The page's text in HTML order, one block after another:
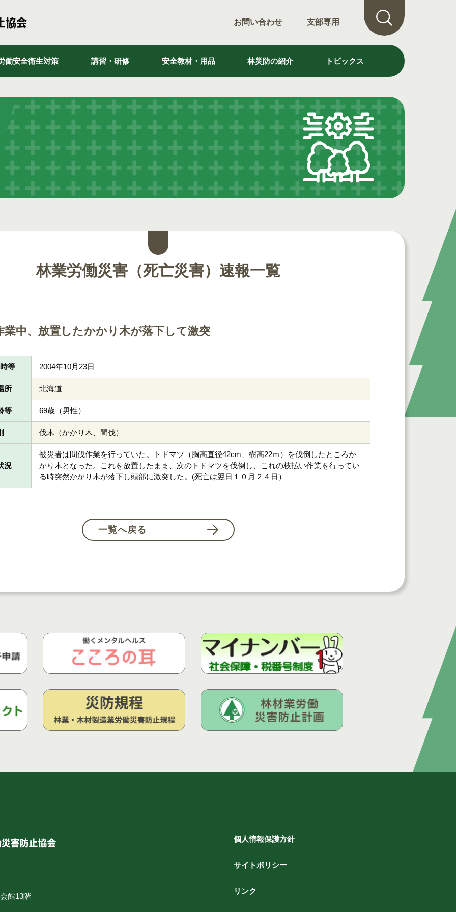
お問い合わせ 支部専用
働安全衛生対策 講習・研修 安全教材・用品 林災防の紹介 トピックス
林業労働災害（死亡災害）速報一覧
業中、放置したかかり木が落下して激突
等 2004年10月23日
所 北海道
等 69歳（男性）
伐木（かかり木、間伐）
況
被災者は間伐作業を行っていた。トドマツ（胸高直径42cm、樹高22ｍ）を伐倒したところか
かり木となった。これを放置したまま、次のトドマツを伐倒し、これの枝払い作業を行ってい
る時突然かかり木が落下し頭部に激突した。(死亡は翌日１０月２４日）
一覧へ戻る
館13階
個人情報保護方針
サイトポリシー
リンク